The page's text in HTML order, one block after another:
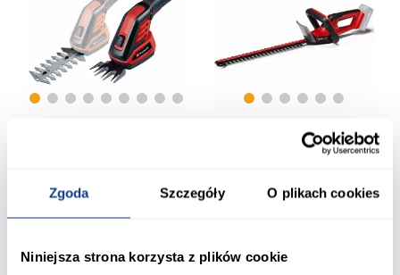
Zgoda Szczegóły O plikach cookies
Niniejsza strona korzysta z plików cookie
Dodaj do koszyka
Akumulatorowe nożyce do
żywopłotu GC-CH 18/40
Dodaj do koszyka